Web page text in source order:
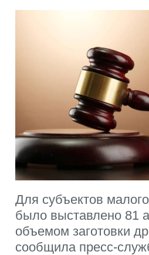
Для субъектов
было выставлено 81
объемом заготовки
сообщила пресс-